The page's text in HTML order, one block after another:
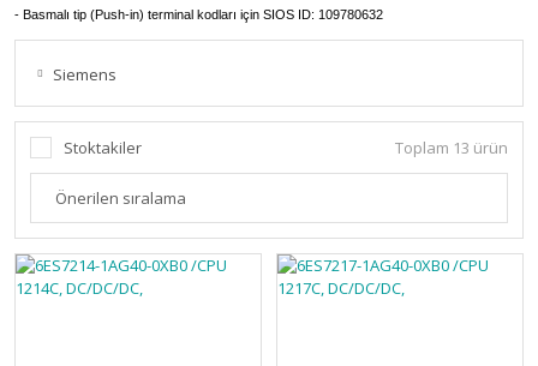
- Basmalı tip (Push-in) terminal kodları için SIOS ID: 109780632
Siemens
Stoktakiler Toplam 13 ürün